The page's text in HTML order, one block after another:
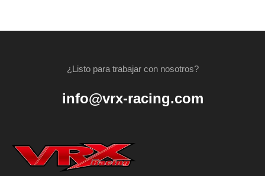
¿Listo para trabajar con nosotros?
info@vrx-racing.com